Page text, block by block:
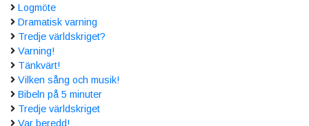
Logmöte
Dramatisk varning
Tredje världskriget?
Varning!
Tänkvärt!
Vilken sång och musik!
Bibeln på 5 minuter
Tredje världskriget
Var beredd!